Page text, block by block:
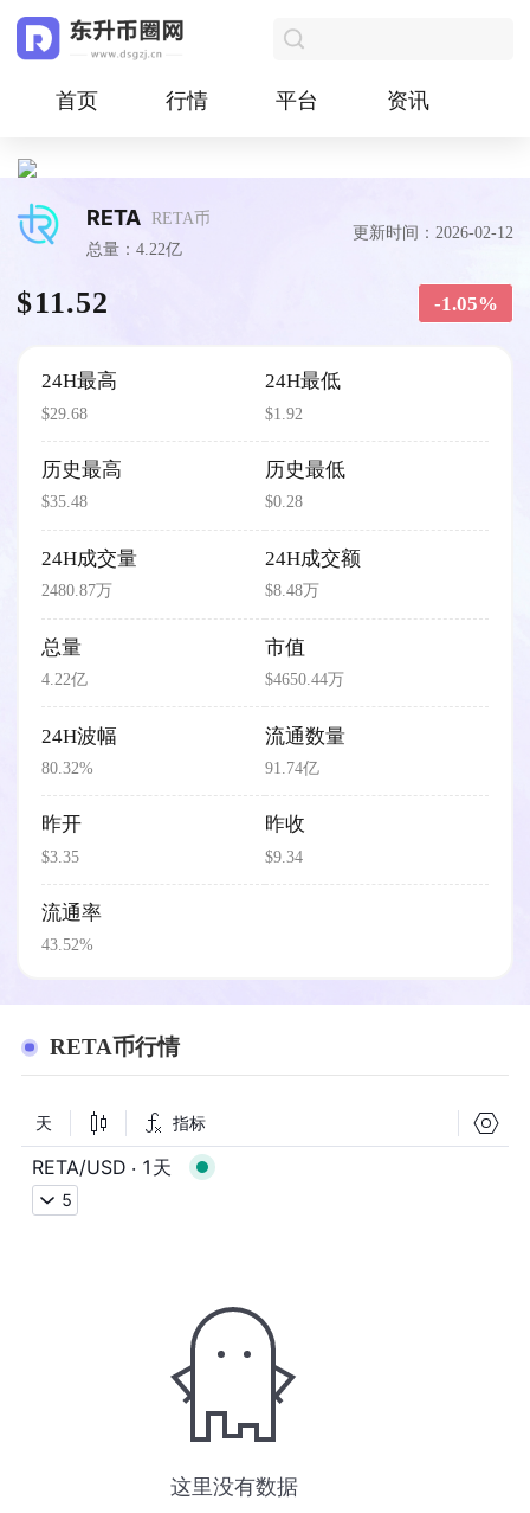
首页 行情 平台 资讯
RETA RETA币
总量：4.22亿
更新时间：2026-02-12
$11.52 -1.05%
24H最高
$29.68
24H最低
$1.92
历史最高
$35.48
历史最低
$0.28
24H成交量
2480.87万
24H成交额
$8.48万
总量
4.22亿
市值
$4650.44万
24H波幅
80.32%
流通数量
91.74亿
昨开
$3.35
昨收
$9.34
流通率
43.52%
RETA币行情